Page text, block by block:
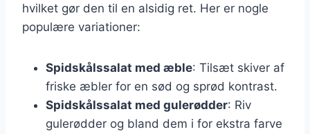
hvilket gør den til en alsidig ret. Her er nogle
populære variationer:
Spidskålssalat med æble: Tilsæt skiver af
friske æbler for en sød og sprød kontrast.
Spidskålssalat med gulerødder: Riv
gulerødder og bland dem i for ekstra farve